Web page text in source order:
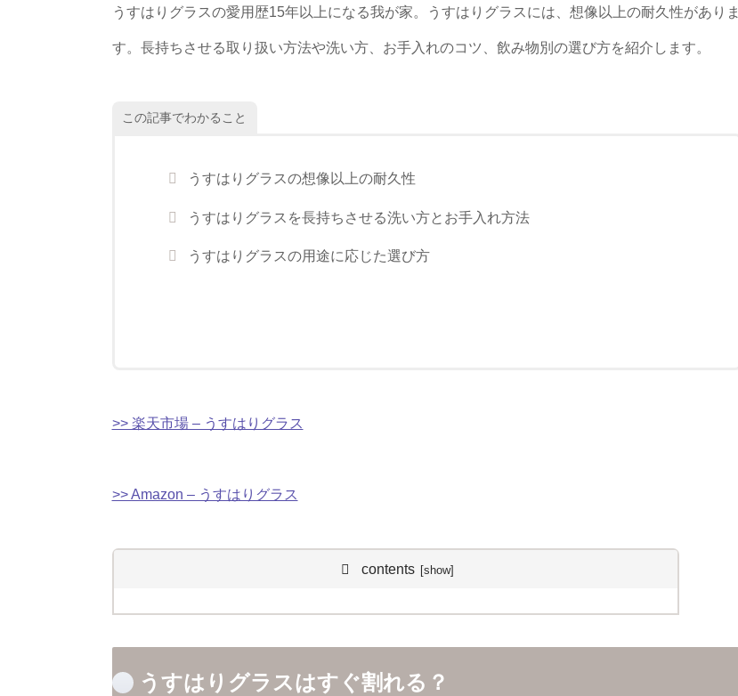
うすはりグラスの愛用歴15年以上になる我が家。うすはりグラスには、想像以上の耐久性がありま
す。長持ちさせる取り扱い方法や洗い方、お手入れのコツ、飲み物別の選び方を紹介します。
この記事でわかること
うすはりグラスの想像以上の耐久性
うすはりグラスを長持ちさせる洗い方とお手入れ方法
うすはりグラスの用途に応じた選び方
>> 楽天市場 – うすはりグラス
>> Amazon – うすはりグラス
contents
うすはりグラスはすぐ割れる？